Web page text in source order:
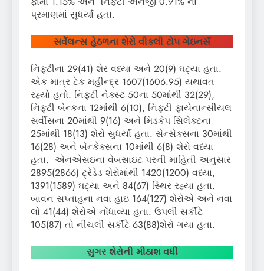
પ્રમાણમાં સુધર્યાં હતા.
સર્વેલન્સ હેઠળના શેરો વીક્લી ટોપ ગેઇનર્સ
નિફ્ટીના 29(41) શેર વધ્યા અને 20(9) ઘટ્યા હતા.
એક માત્ર ટેક મહીન્દ્ર 1607(1606.95) યથાવત
રહ્યો હતો. નિફ્ટી નેક્સ્ટ 50ના 50માંથી 32(29),
નિફ્ટી બેન્કના 12માંથી 6(10), નિફ્ટી ફાયેનાન્સીયલ
સર્વીસના 20માંથી 9(16) અને મિડકેપ સિલેક્ટના
25માંથી 18(13) શેરો સુધર્યા હતા. સેન્સેક્સના 30માંથી
16(28) અને બેન્કેક્સના 10માંથી 6(8) શેરો વધ્યા
હતા. એનએસઇના વેબસાઇટ પરની માહિતી અનુસાર
2895(2866) ટ્રેડેડ શેરોમાંથી 1420(1200) વધ્યા,
1391(1589) ઘટ્યા અને 84(67) સ્થિર રહ્યા હતા.
બાવન સપ્તાહના નવા હાઇ 164(127) શેરોએ અને નવા
લો 41(44) શેરોએ નોંધાવ્યા હતા. ઉપલી સર્કીટે
105(87) તો નીચલી સર્કીટે 63(88)શેરો ગયા હતા.
સુગર શેરોની મીઠાશ વધી